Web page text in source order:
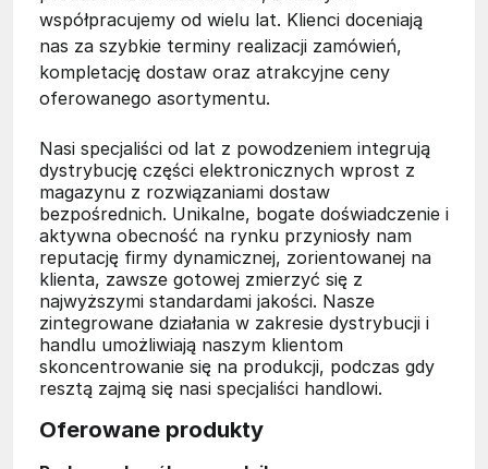
współpracujemy od wielu lat. Klienci doceniają
nas za szybkie terminy realizacji zamówień,
kompletację dostaw oraz atrakcyjne ceny
oferowanego asortymentu.
Nasi specjaliści od lat z powodzeniem integrują
dystrybucję części elektronicznych wprost z
magazynu z rozwiązaniami dostaw
bezpośrednich. Unikalne, bogate doświadczenie i
aktywna obecność na rynku przyniosły nam
reputację firmy dynamicznej, zorientowanej na
klienta, zawsze gotowej zmierzyć się z
najwyższymi standardami jakości. Nasze
zintegrowane działania w zakresie dystrybucji i
handlu umożliwiają naszym klientom
skoncentrowanie się na produkcji, podczas gdy
resztą zajmą się nasi specjaliści handlowi.
Oferowane produkty